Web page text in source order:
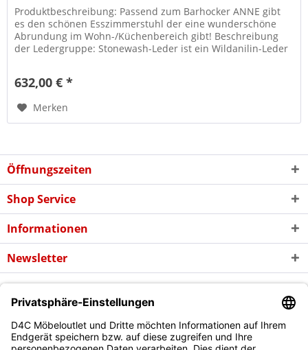
Produktbeschreibung: Passend zum Barhocker ANNE gibt
es den schönen Esszimmerstuhl der eine wunderschöne
Abrundung im Wohn-/Küchenbereich gibt! Beschreibung
der Ledergruppe: Stonewash-Leder ist ein Wildanilin-Leder
632,00 € *
Merken
Öffnungszeiten
Shop Service
Informationen
Newsletter
* Alle Preise inkl. gesetzl. Mehrwertsteuer zzgl. evtl.
und
ggf. Nachnahmegebühren, wenn nicht anders beschrieben
Copyright © d4c Möbel Outlet - Alle Rechte vorbehalten